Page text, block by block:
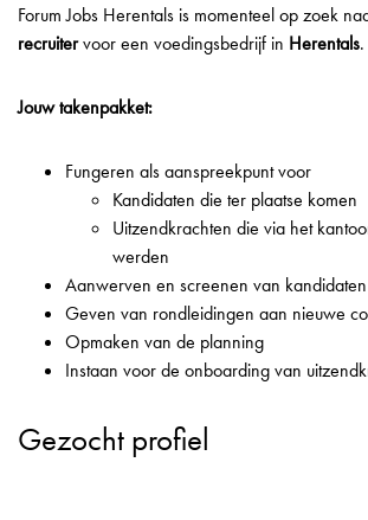
Forum Jobs Herentals is momenteel op zoek
recruitervoor een voedingsbedrijf in Herentals.
Jouw takenpakket:
Fungeren als aanspreekpunt voor
Kandidaten die ter plaatse komen
Uitzendkrachten die via het
werden
Aanwerven en screenen van kandidaten
Geven van rondleidingen aan nieuwe
Opmaken van de planning
Instaan voor de onboarding van
Gezocht profiel